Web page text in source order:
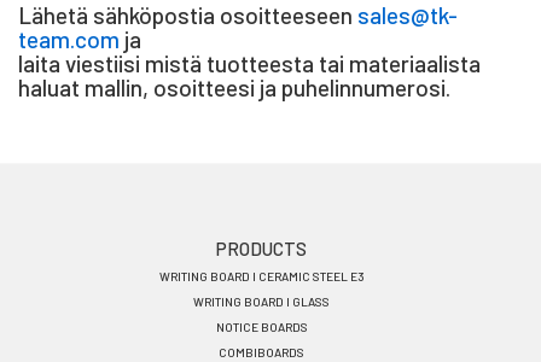
Lähetä sähköpostia osoitteeseen sales@tk-
team.com ja
laita viestiisi mistä tuotteesta tai materiaalista
haluat mallin, osoitteesi ja puhelinnumerosi.
PRODUCTS
WRITING BOARD I CERAMIC STEEL E3
WRITING BOARD I GLASS
NOTICE BOARDS
COMBIBOARDS